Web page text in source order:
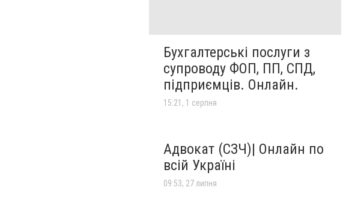
Бухгалтерські послуги з
супроводу ФОП, ПП, СПД,
підприємців. Онлайн.
15:21, 1 серпня
Адвокат (СЗЧ)| Онлайн по
всій Україні
09:53, 27 липня